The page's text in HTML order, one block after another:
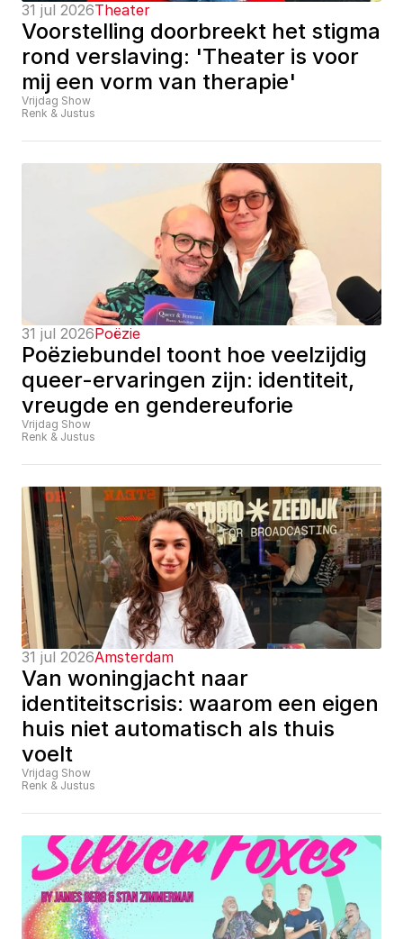
31 jul 2026Theater
Voorstelling doorbreekt het stigma
rond verslaving: 'Theater is voor
mij een vorm van therapie'
Vrijdag Show
Renk & Justus
31 jul 2026Poëzie
Poëziebundel toont hoe veelzijdig
queer-ervaringen zijn: identiteit,
vreugde en gendereuforie
Vrijdag Show
Renk & Justus
31 jul 2026Amsterdam
Van woningjacht naar
identiteitscrisis: waarom een eigen
huis niet automatisch als thuis
voelt
Vrijdag Show
Renk & Justus